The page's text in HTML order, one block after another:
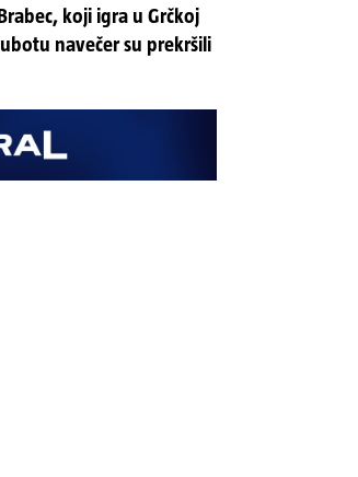
koji igra u Grčkoj
navečer su prekršili